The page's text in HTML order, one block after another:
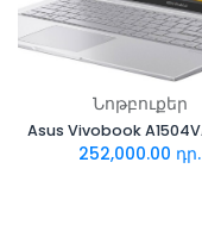
Նոթբուքեր
252,000.00 դր.